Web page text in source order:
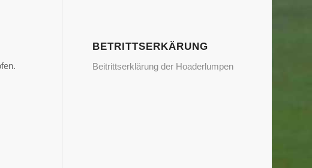
BETRITTSERKÄRUNG
Beitrittserklärung der Hoaderlumpen